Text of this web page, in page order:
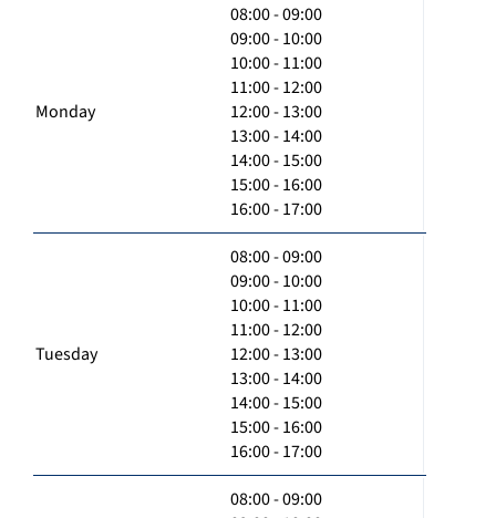
Monday
08:00 - 09:00
09:00 - 10:00
10:00 - 11:00
11:00 - 12:00
12:00 - 13:00
13:00 - 14:00
14:00 - 15:00
15:00 - 16:00
16:00 - 17:00
Tuesday
08:00 - 09:00
09:00 - 10:00
10:00 - 11:00
11:00 - 12:00
12:00 - 13:00
13:00 - 14:00
14:00 - 15:00
15:00 - 16:00
16:00 - 17:00
08:00 - 09:00